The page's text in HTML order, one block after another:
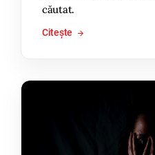
căutat.
Citește